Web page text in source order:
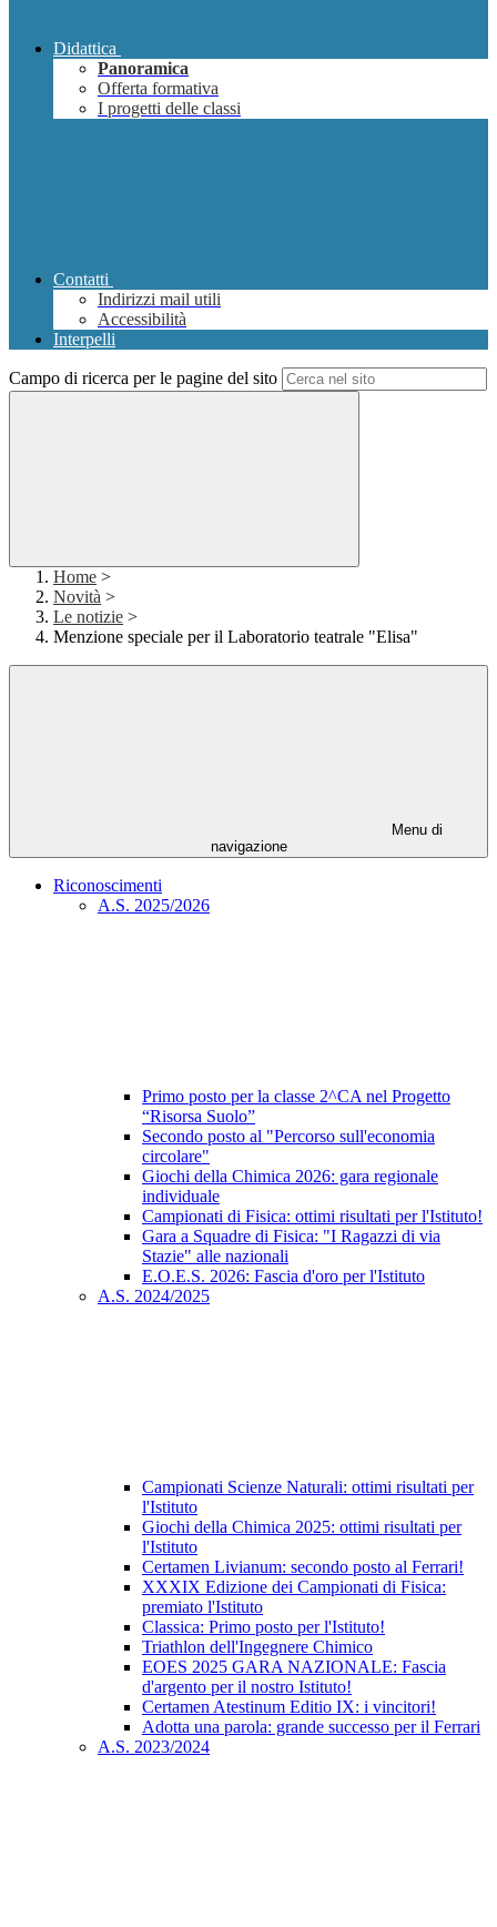
Didattica
Panoramica
Offerta formativa
I progetti delle classi
Contatti
Indirizzi mail utili
Accessibilità
Interpelli
Campo di ricerca per le pagine del sito
Home >
Novità >
Le notizie >
Menzione speciale per il Laboratorio teatrale "Elisa"
Menu di
navigazione
Riconoscimenti
A.S. 2025/2026
Primo posto per la classe 2^CA nel Progetto
“Risorsa Suolo”
Secondo posto al "Percorso sull'economia
circolare"
Giochi della Chimica 2026: gara regionale
individuale
Campionati di Fisica: ottimi risultati per l'Istituto!
Gara a Squadre di Fisica: "I Ragazzi di via
Stazie" alle nazionali
E.O.E.S. 2026: Fascia d'oro per l'Istituto
A.S. 2024/2025
Campionati Scienze Naturali: ottimi risultati per
l'Istituto
Giochi della Chimica 2025: ottimi risultati per
l'Istituto
Certamen Livianum: secondo posto al Ferrari!
XXXIX Edizione dei Campionati di Fisica:
premiato l'Istituto
Classica: Primo posto per l'Istituto!
Triathlon dell'Ingegnere Chimico
EOES 2025 GARA NAZIONALE: Fascia
d'argento per il nostro Istituto!
Certamen Atestinum Editio IX: i vincitori!
Adotta una parola: grande successo per il Ferrari
A.S. 2023/2024